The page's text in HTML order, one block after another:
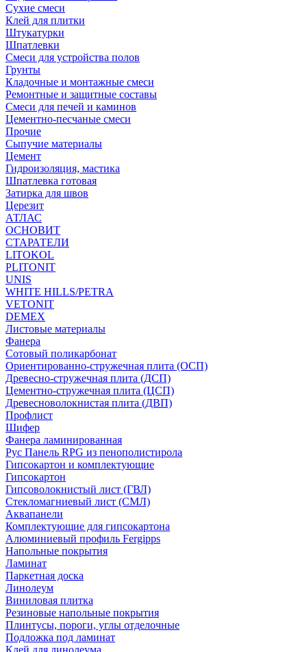
Сухие смеси
Клей для плитки
Штукатурки
Шпатлевки
Смеси для устройства полов
Грунты
Кладочные и монтажные смеси
Ремонтные и защитные составы
Смеси для печей и каминов
Цементно-песчаные смеси
Прочие
Сыпучие материалы
Цемент
Гидроизоляция, мастика
Шпатлевка готовая
Затирка для швов
Церезит
АТЛАС
ОСНОВИТ
СТАРАТЕЛИ
LITOKOL
PLITONIT
UNIS
WHITE HILLS/PETRA
VETONIT
DEMEX
Листовые материалы
Фанера
Сотовый поликарбонат
Ориентированно-стружечная плита (ОСП)
Древесно-стружечная плита (ДСП)
Цементно-стружечная плита (ЦСП)
Древесноволокнистая плита (ДВП)
Профлист
Шифер
Фанера ламинированная
Рус Панель RPG из пенополистирола
Гипсокартон и комплектующие
Гипсокартон
Гипсоволокнистый лист (ГВЛ)
Стекломагниевый лист (СМЛ)
Аквапанели
Комплектующие для гипсокартона
Алюминиевый профиль Fergipps
Напольные покрытия
Ламинат
Паркетная доска
Линолеум
Виниловая плитка
Резиновые напольные покрытия
Плинтусы, пороги, углы отделочные
Подложка под ламинат
Клей для линолеума